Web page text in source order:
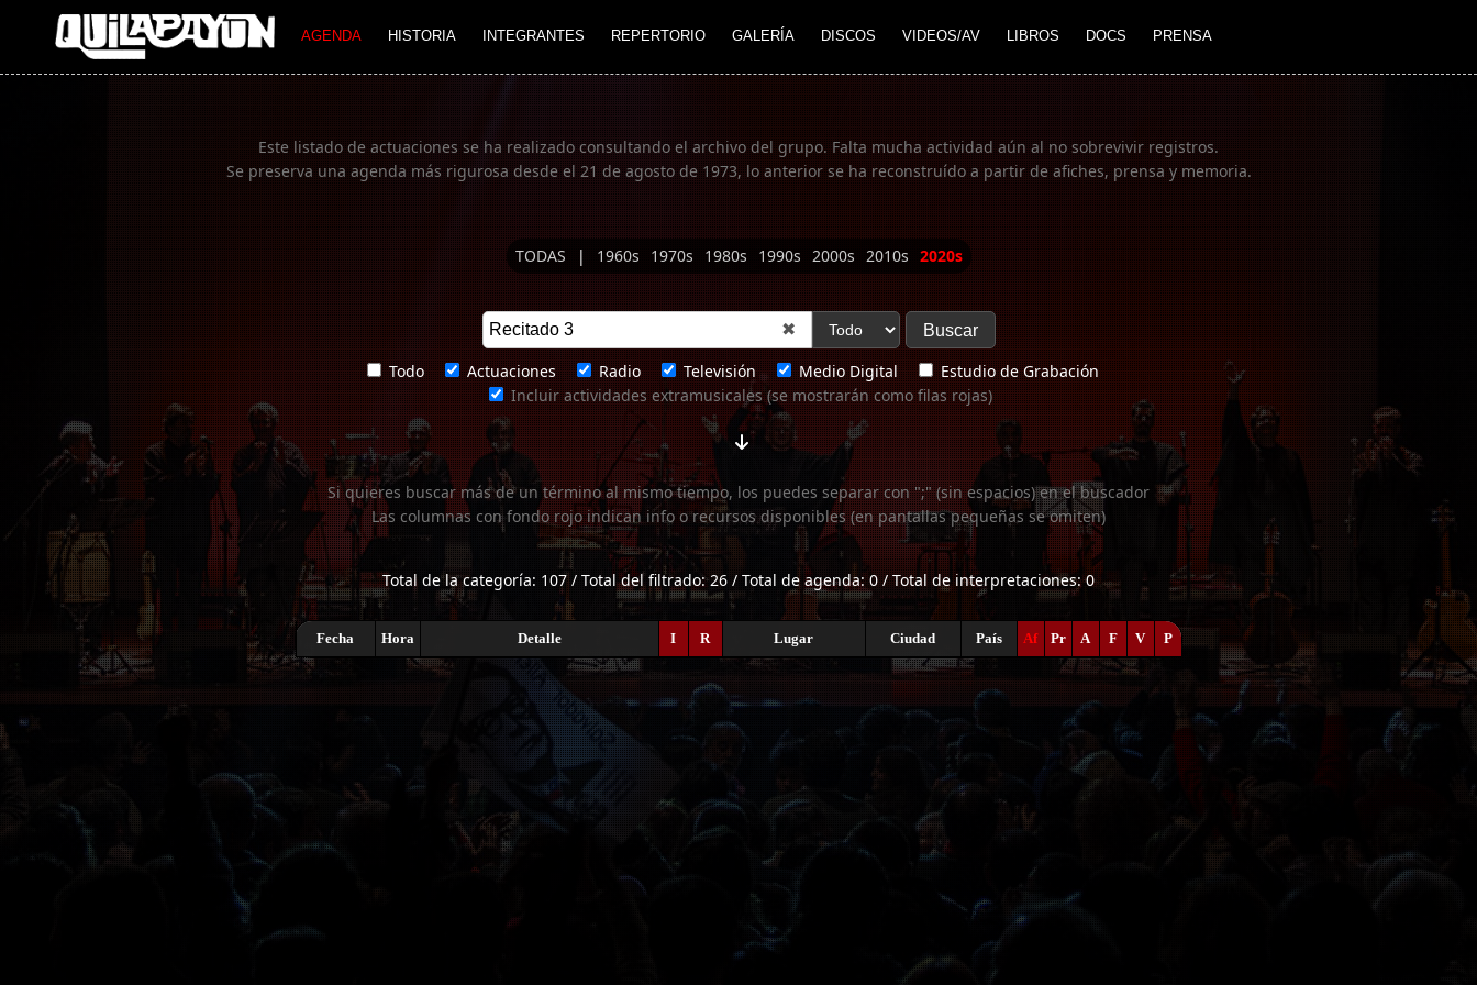
AGENDA HISTORIA INTEGRANTES REPERTORIO GALERÍA DISCOS VIDEOS/AV LIBROS DOCS PRENSA
Imagen 01
Este listado de actuaciones se ha realizado consultando el archivo del grupo. Falta mucha actividad aún al no sobrevivir registros.
Se preserva una agenda más rigurosa desde el 21 de agosto de 1973, lo anterior se ha reconstruído a partir de afiches, prensa y memoria.
TODAS | 1960s 1970s 1980s 1990s 2000s 2010s 2020s
✖
Todo Actuaciones Radio Televisión Medio Digital
Estudio de Grabación
Incluir actividades extramusicales (se mostrarán como filas rojas)
Si quieres buscar más de un término al mismo tiempo, los puedes separar con ";" (sin espacios) en el buscador
Las columnas con fondo rojo indican info o recursos disponibles (en pantallas pequeñas se omiten)
Total de la categoría: 107 / Total del filtrado: 26 / Total de agenda: 0 / Total de interpretaciones: 0
Fecha Hora Detalle I R Lugar Ciudad País Af Pr A F V P